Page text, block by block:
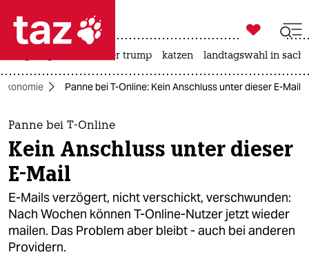
 taz zahl ich
taz zahl ich
themen
politik
öko
gesellschaft
kultur

taz zahl ich
usa unter trump katzen landtagswahl in
Panne bei T-Online: Kein Anschluss unter dieser E-Mail
Panne bei T-Online
Kein Anschluss unter dieser
E-Mail
E-Mails verzögert, nicht verschickt, verschwunden:
Nach Wochen können T-Online-Nutzer jetzt wieder
mailen. Das Problem aber bleibt - auch bei anderen
Providern.